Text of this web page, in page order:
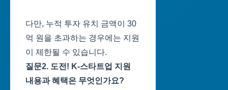
다만, 누적 투자 유치 금액이 30
억 원을 초과하는 경우에는 지원
이 제한될 수 있습니다.
질문2. 도전! K-스타트업 지원
내용과 혜택은 무엇인가요?